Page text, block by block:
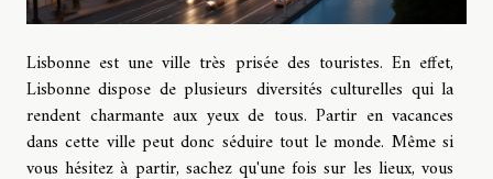
Lisbonne est une ville très prisée des touristes. En effet,
Lisbonne dispose de plusieurs diversités culturelles qui la
rendent charmante aux yeux de tous. Partir en vacances
dans cette ville peut donc séduire tout le monde. Même si
vous hésitez à partir, sachez qu'une fois sur les lieux, vous